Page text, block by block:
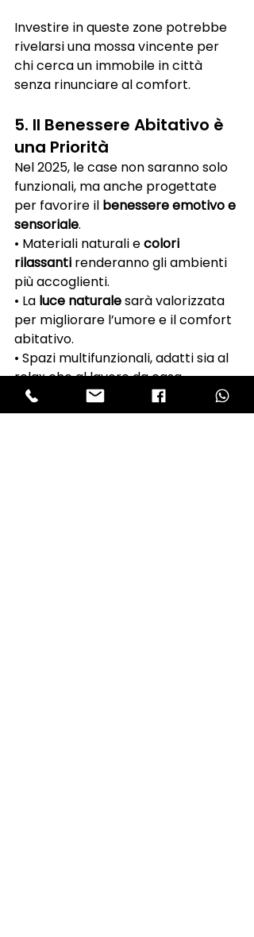
Investire in queste zone potrebbe
rivelarsi una mossa vincente per
chi cerca un immobile in città
senza rinunciare al comfort.
5. Il Benessere Abitativo è
una Priorità
Nel 2025, le case non saranno solo
funzionali, ma anche progettate
per favorire il benessere emotivo e
sensoriale.
• Materiali naturali e colori
rilassanti renderanno gli ambienti
più accoglienti.
• La luce naturale sarà valorizzata
per migliorare l’umore e il comfort
abitativo.
• Spazi multifunzionali, adatti sia al
relax che al lavoro da casa.
Chi compra casa oggi cerca non